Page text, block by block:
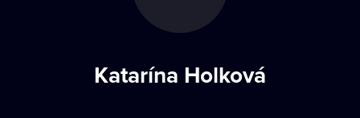
Katarína Holková